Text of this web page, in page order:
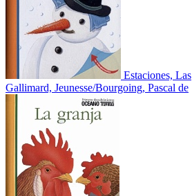
Estaciones, Las
Gallimard, Jeunesse/Bourgoing, Pascal de